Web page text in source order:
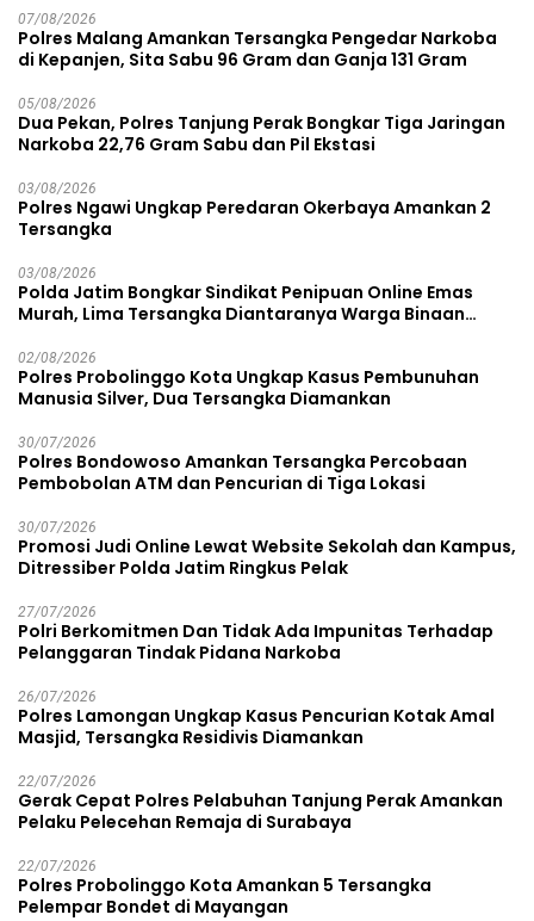
07/08/2026
Polres Malang Amankan Tersangka Pengedar Narkoba
di Kepanjen, Sita Sabu 96 Gram dan Ganja 131 Gram
05/08/2026
Dua Pekan, Polres Tanjung Perak Bongkar Tiga Jaringan
Narkoba 22,76 Gram Sabu dan Pil Ekstasi
03/08/2026
Polres Ngawi Ungkap Peredaran Okerbaya Amankan 2
Tersangka
03/08/2026
Polda Jatim Bongkar Sindikat Penipuan Online Emas
Murah, Lima Tersangka Diantaranya Warga Binaan
02/08/2026
Polres Probolinggo Kota Ungkap Kasus Pembunuhan
Manusia Silver, Dua Tersangka Diamankan
30/07/2026
Polres Bondowoso Amankan Tersangka Percobaan
Pembobolan ATM dan Pencurian di Tiga Lokasi
30/07/2026
Promosi Judi Online Lewat Website Sekolah dan Kampus,
Ditressiber Polda Jatim Ringkus Pelak
27/07/2026
Polri Berkomitmen Dan Tidak Ada Impunitas Terhadap
Pelanggaran Tindak Pidana Narkoba
26/07/2026
Polres Lamongan Ungkap Kasus Pencurian Kotak Amal
Masjid, Tersangka Residivis Diamankan
22/07/2026
Gerak Cepat Polres Pelabuhan Tanjung Perak Amankan
Pelaku Pelecehan Remaja di Surabaya
22/07/2026
Polres Probolinggo Kota Amankan 5 Tersangka
Pelempar Bondet di Mayangan